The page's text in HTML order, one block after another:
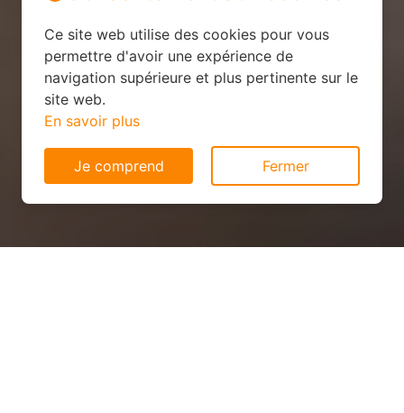
Ce site web utilise des cookies pour vous
permettre d'avoir une expérience de
navigation supérieure et plus pertinente sur le
site web.
En savoir plus
Je comprend Fermer